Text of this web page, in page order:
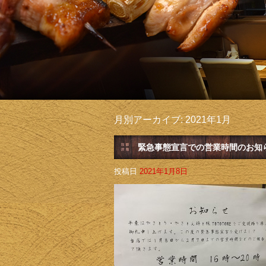
月別アーカイブ:2021年1月
緊急事態宣言での営業時間のお知
投稿日 2021年1月8日